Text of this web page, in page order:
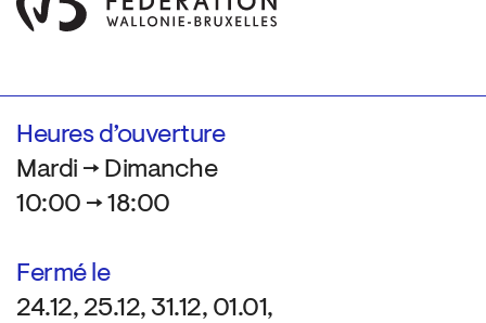
Heures d’ouverture
Mardi → Dimanche
10:00 → 18:00
Fermé le
24.12, 25.12, 31.12, 01.01,